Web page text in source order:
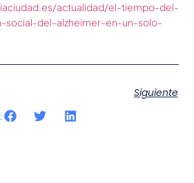
actualidad/el-tiempo-del-
social-del-alzheimer-en-un-solo-
Siguiente